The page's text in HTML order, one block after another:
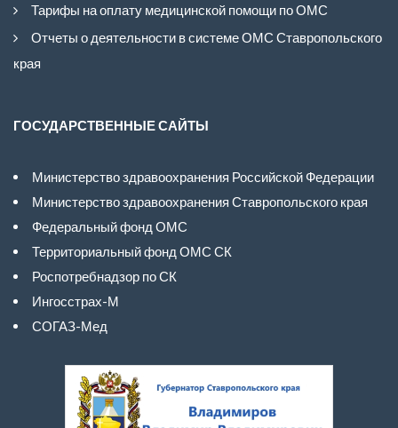
Тарифы на оплату медицинской помощи по ОМС
Отчеты о деятельности в системе ОМС Ставропольского
края
ГОСУДАРСТВЕННЫЕ САЙТЫ
Министерство здравоохранения Российской Федерации
Министерство здравоохранения Ставропольского края
Федеральный фонд ОМС
Территориальный фонд ОМС СК
Роспотребнадзор по СК
Ингосстрах-М
СОГАЗ-Мед